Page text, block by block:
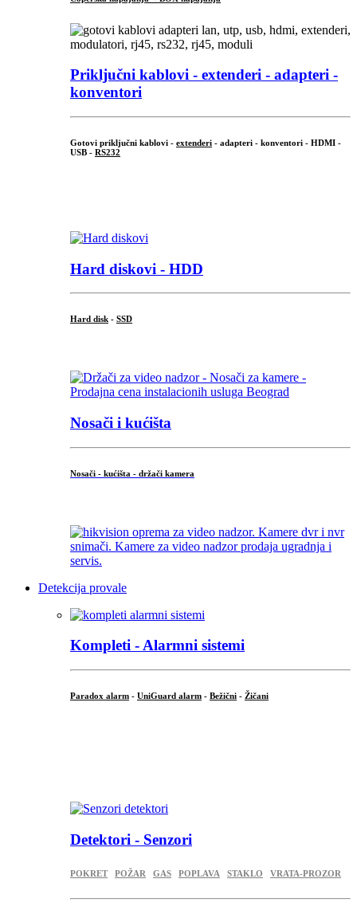
Priključni kablovi - extenderi - adapteri -
konventori
Gotovi priključni kablovi - extenderi - adapteri - konventori - HDMI -
USB - RS232
Hard diskovi - HDD
Hard disk - SSD
Nosači i kućišta
Nosači - kućišta - držači kamera
Detekcija provale
Kompleti - Alarmni sistemi
Paradox alarm - UniGuard alarm - Bežični - Žičani
Detektori - Senzori
POKRET POŽAR GAS POPLAVA STAKLO VRATA-PROZOR